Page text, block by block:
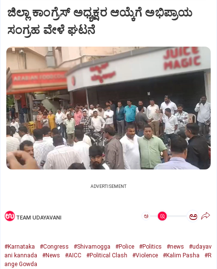
ಜಿಲ್ಲಾ ಕಾಂಗ್ರೆಸ್ ಅಧ್ಯಕ್ಷರ ಆಯ್ಕೆಗೆ ಅಭಿಪ್ರಾಯ
ಸಂಗ್ರಹ ವೇಳೆ ಘಟನೆ
ADVERTISEMENT
TEAM UDAYAVANI ಅ ಅ
#Karnataka #Congress #Shivamogga #Police #Politics #news
#udayav
ani kannada
#News #AICC #Political Clash #Violence #Kalim Pasha
#R
ange Gowda